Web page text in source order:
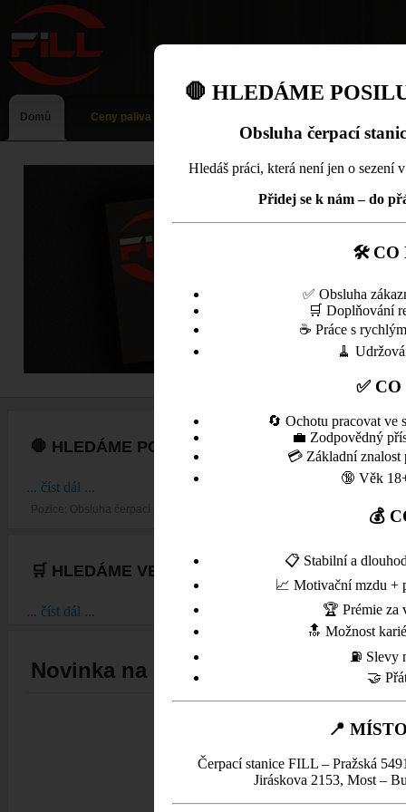
Domů Ceny paliva
🛑 HLEDÁME POSILU NA ČERPACÍ STANICI
... číst dál ...
Pozice: Obsluha čerpací stanice – plný úvazek / směnný provoz
🛒 HLEDÁME VEDOUCÍ/HO OBJEDNÁVEK
... číst dál ...
Novinka na Chomutovské pobočce !
🛑 HLEDÁME
Obsluha čerpací
Hledáš práci, která není jen o sezení
Přidej se k nám – do
🛠 CO
✅ Obsluha
🛒 Doplňování
☕ Práce s
🧹
✅
🔄 Ochotu pracovat ve
💼 Zodpovědný
💳 Základní znalost
🔞 Věk
💰
📋 Stabilní a
📈 Motivační mzdu +
🏆 Prémie za
🔝 Možnost
⛽ Slevy
🤝
📍
Čerpací stanice FILL – Pražská
Jiráskova 2153, Most –